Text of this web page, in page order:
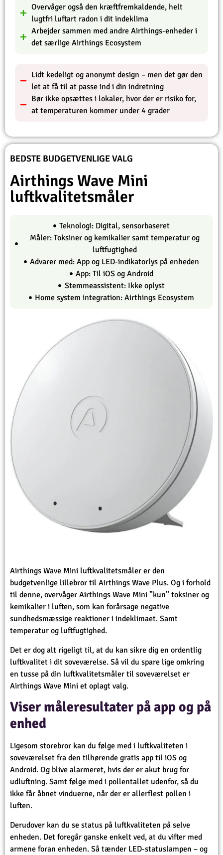
Overvåger også den kræftfremkaldende, helt
lugtfri luftart radon i dit indeklima
Arbejder sammen med andre Airthings-enheder i
det særlige Airthings Ecosystem
Lidt kedeligt og anonymt design – men det gør den
let at få til at passe ind i din indretning
Bør ikke opsættes i lokaler, hvor der er risiko for,
at temperaturen kommer under 4 grader
BEDSTE BUDGETVENLIGE VALG
Airthings Wave Mini
luftkvalitetsmåler
Teknologi: Digital, sensorbaseret
Måler: Toksiner og kemikalier samt temperatur og
luftfugtighed
Advarer med: App og LED-indikatorlys på enheden
App: Til iOS og Android
Stemmeassistent: Ikke oplyst
Home system integration: Airthings Ecosystem
Airthings Wave Mini luftkvalitetsmåler er den
budgetvenlige lillebror til Airthings Wave Plus. Og i forhold
til denne, overvåger Airthings Wave Mini ”kun” toksiner og
kemikalier i luften, som kan forårsage negative
sundhedsmæssige reaktioner i indeklimaet. Samt
temperatur og luftfugtighed.
Det er dog alt rigeligt til, at du kan sikre dig en ordentlig
luftkvalitet i dit soveværelse. Så vil du spare lige omkring
en tusse på din luftkvalitetsmåler til soveværelset er
Airthings Wave Mini et oplagt valg.
Viser måleresultater på app og på
enhed
Ligesom storebror kan du følge med i luftkvaliteten i
soveværelset fra den tilhørende gratis app til iOS og
Android. Og blive alarmeret, hvis der er akut brug for
udluftning. Samt følge med i pollentallet udenfor, så du
ikke får åbnet vinduerne, når der er allerflest pollen i
luften.
Derudover kan du se status på luftkvaliteten på selve
enheden. Det foregår ganske enkelt ved, at du vifter med
armene foran enheden. Så tænder LED-statuslampen – og